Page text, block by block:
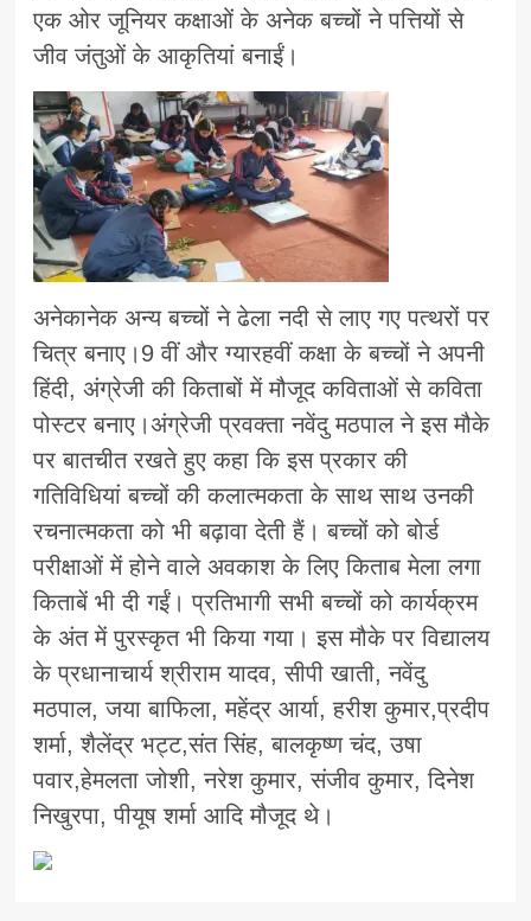
एक ओर जूनियर कक्षाओं के अनेक बच्चों ने पत्तियों से
जीव जंतुओं के आकृतियां बनाईं।
अनेकानेक अन्य बच्चों ने ढेला नदी से लाए गए पत्थरों पर
चित्र बनाए।9 वीं और ग्यारहवीं कक्षा के बच्चों ने अपनी
हिंदी, अंग्रेजी की किताबों में मौजूद कविताओं से कविता
पोस्टर बनाए।अंग्रेजी प्रवक्ता नवेंदु मठपाल ने इस मौके
पर बातचीत रखते हुए कहा कि इस प्रकार की
गतिविधियां बच्चों की कलात्मकता के साथ साथ उनकी
रचनात्मकता को भी बढ़ावा देती हैं। बच्चों को बोर्ड
परीक्षाओं में होने वाले अवकाश के लिए किताब मेला लगा
किताबें भी दी गईं। प्रतिभागी सभी बच्चों को कार्यक्रम
के अंत में पुरस्कृत भी किया गया। इस मौके पर विद्यालय
के प्रधानाचार्य श्रीराम यादव, सीपी खाती, नवेंदु
मठपाल, जया बाफिला, महेंद्र आर्या, हरीश कुमार,प्रदीप
शर्मा, शैलेंद्र भट्ट,संत सिंह, बालकृष्ण चंद, उषा
पवार,हेमलता जोशी, नरेश कुमार, संजीव कुमार, दिनेश
निखुरपा, पीयूष शर्मा आदि मौजूद थे।